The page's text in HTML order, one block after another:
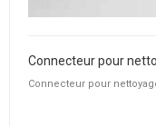
Connecteur pour
Connecteur pour